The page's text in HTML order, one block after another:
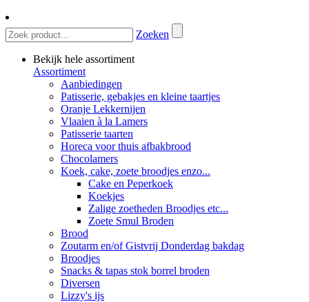
Zoeken
Bekijk hele assortiment
Assortiment
Aanbiedingen
Patisserie, gebakjes en kleine taartjes
Oranje Lekkernijen
Vlaaien à la Lamers
Patisserie taarten
Horeca voor thuis afbakbrood
Chocolamers
Koek, cake, zoete broodjes enzo...
Cake en Peperkoek
Koekjes
Zalige zoetheden Broodjes etc...
Zoete Smul Broden
Brood
Zoutarm en/of Gistvrij Donderdag bakdag
Broodjes
Snacks & tapas stok borrel broden
Diversen
Lizzy's ijs